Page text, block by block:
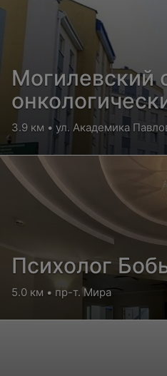
Могилевский
3.9 км • ул. Академика
Психолог
5.0 км • пр-т. Мира